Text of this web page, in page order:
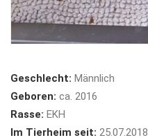
Geschlecht: Männlich
Geboren: ca. 2016
Rasse: EKH
Im Tierheim seit: 25.07.2018